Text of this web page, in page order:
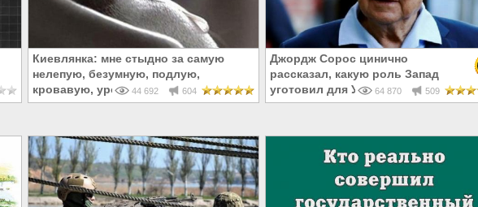
Киевлянка: мне стыдно за самую
нелепую, безумную, подлую,
кровавую, уродливую революцию
44 692 604
Джордж Сорос цинично
рассказал, какую роль Запад
уготовил для Украины
64 870 509